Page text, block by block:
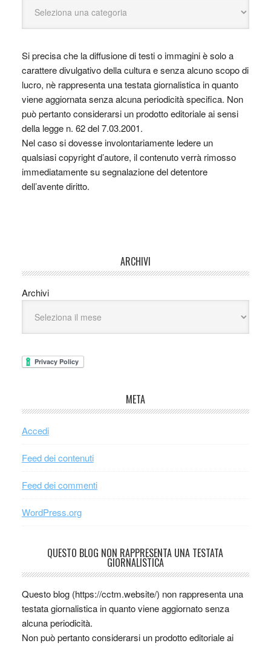
Si precisa che la diffusione di testi o immagini è solo a
carattere divulgativo della cultura e senza alcuno scopo di
lucro, nè rappresenta una testata giornalistica in quanto
viene aggiornata senza alcuna periodicità specifica. Non
può pertanto considerarsi un prodotto editoriale ai sensi
della legge n. 62 del 7.03.2001.
Nel caso si dovesse involontariamente ledere un
qualsiasi copyright d’autore, il contenuto verrà rimosso
immediatamente su segnalazione del detentore
dell’avente diritto.
ARCHIVI
Archivi
META
Accedi
Feed dei contenuti
Feed dei commenti
WordPress.org
QUESTO BLOG NON RAPPRESENTA UNA TESTATA
GIORNALISTICA
Questo blog (https://cctm.website/) non rappresenta una
testata giornalistica in quanto viene aggiornato senza
alcuna periodicità.
Non può pertanto considerarsi un prodotto editoriale ai